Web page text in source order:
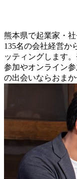
熊本県で起業家・
135名の会社経営か
ッティングします
参加やオンライン
の出会いならおまか